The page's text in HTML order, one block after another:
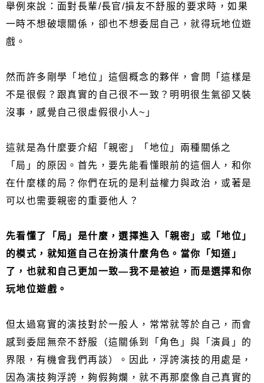
舉例來說：面對長輩/長官/損友不舒服的要求時，如果
一時不想破壞關係，卻也不想委屈自己，就得玩地位遊
戲。
然而許多剛學「地位」這個概念的夥伴，會問「這樣是
不是很假？跟真實的自己很不一致？明明很生氣卻又裝
沒事，感覺自己很虛假很小人~」
這就是為什麼要介紹「親密」「地位」兩種關係之
「局」的原因。首先，要先能看懂眼前的這個人，和你
在什麼樣的局？你們在玩的是利益權力與政治，或著是
可以也需要親密的重要他人？
先看懂了「局」是什麼，選擇進入「親密」或「地位」
的模式，就知道自己在扮演什麼角色。當你「知道」
了，也就和自己更加一致—我不是被迫，而是選擇和你
玩地位遊戲。
但太過寫實的演技對於一般人，常常就等於自己，而會
感到委屈無奈不舒服（這關係到「角色」與「演員」的
界限，有機會我們再談）。因此，浮誇演技的用處是，
因為演技夠浮誇，夠假夠爛，就不再那麼像自己真實的